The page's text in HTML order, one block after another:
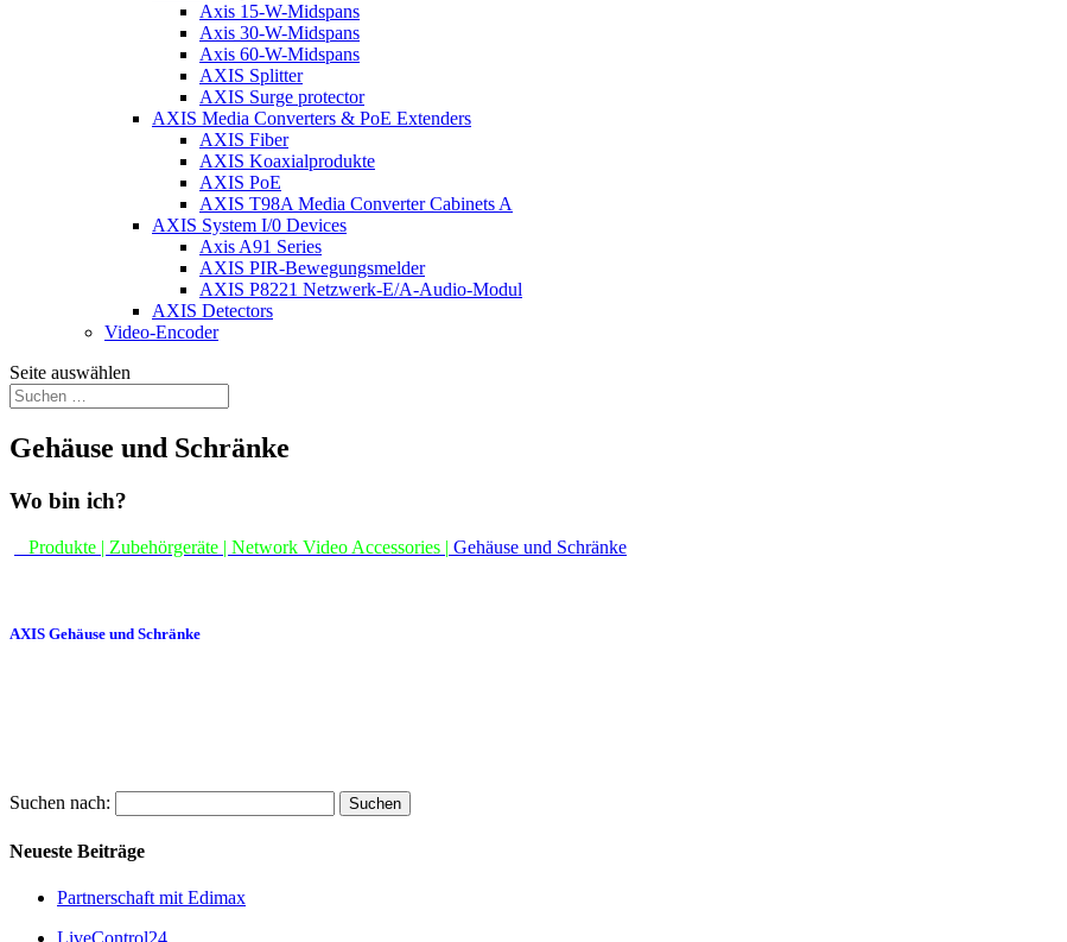
Axis 15-W-Midspans
Axis 30-W-Midspans
Axis 60-W-Midspans
AXIS Splitter
AXIS Surge protector
AXIS Media Converters & PoE Extenders
AXIS Fiber
AXIS Koaxialprodukte
AXIS PoE
AXIS T98A Media Converter Cabinets A
AXIS System I/0 Devices
Axis A91 Series
AXIS PIR-Bewegungsmelder
AXIS P8221 Netzwerk-E/A-Audio-Modul
AXIS Detectors
Video-Encoder
Seite auswählen
Gehäuse und Schränke
Wo bin ich?
Produkte | Zubehörgeräte | Network Video Accessories | Gehäuse und Schränke
AXIS Gehäuse und Schränke
Suchen nach:
Neueste Beiträge
Partnerschaft mit Edimax